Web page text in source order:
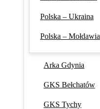
Polska – Ukraina
Polska – Mołdawia
Arka Gdynia
GKS Bełchatów
GKS Tychy